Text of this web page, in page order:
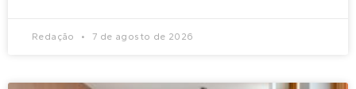
Redação 7 de agosto de 2026